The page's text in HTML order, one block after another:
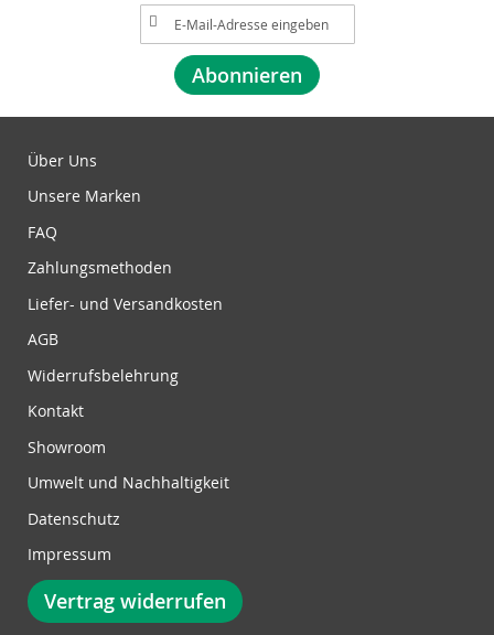
g
m
e
l
e
Abonnieren
Über Uns
Unsere Marken
FAQ
Zahlungsmethoden
Liefer- und Versandkosten
AGB
Widerrufsbelehrung
Kontakt
Showroom
Umwelt und Nachhaltigkeit
Datenschutz
Impressum
Vertrag widerrufen